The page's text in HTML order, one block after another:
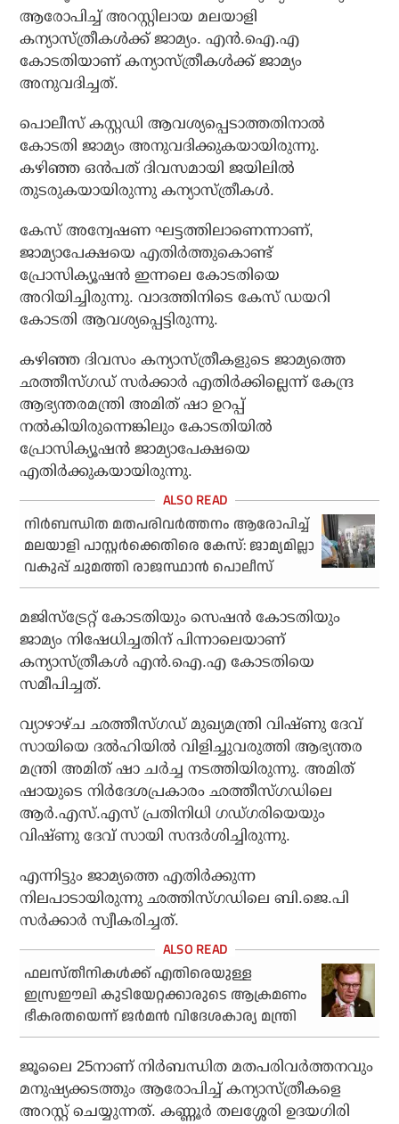
ആരോപിച്ച് അറസ്റ്റിലായ മലയാളി
കന്യാസ്ത്രീകള്‍ക്ക് ജാമ്യം. എന്‍.ഐ.എ
കോടതിയാണ് കന്യാസ്ത്രീകള്‍ക്ക് ജാമ്യം
അനുവദിച്ചത്.
പൊലീസ് കസ്റ്റഡി ആവശ്യപ്പെടാത്തതിനാല്‍
കോടതി ജാമ്യം അനുവദിക്കുകയായിരുന്നു.
കഴിഞ്ഞ ഒന്‍പത് ദിവസമായി ജയിലില്‍
തുടരുകയായിരുന്നു കന്യാസ്ത്രീകള്‍.
കേസ് അന്വേഷണ ഘട്ടത്തിലാണെന്നാണ്,
ജാമ്യാപേക്ഷയെ എതിര്‍ത്തുകൊണ്ട്
പ്രോസിക്യൂഷന്‍ ഇന്നലെ കോടതിയെ
അറിയിച്ചിരുന്നു. വാദത്തിനിടെ കേസ് ഡയറി
കോടതി ആവശ്യപ്പെട്ടിരുന്നു.
കഴിഞ്ഞ ദിവസം കന്യാസ്ത്രീകളുടെ ജാമ്യത്തെ
ഛത്തീസ്ഗഡ് സര്‍ക്കാര്‍ എതിര്‍ക്കില്ലെന്ന് കേന്ദ്ര
ആഭ്യന്തരമന്ത്രി അമിത് ഷാ ഉറപ്പ്
നല്‍കിയിരുന്നെങ്കിലും കോടതിയില്‍
പ്രോസിക്യൂഷന്‍ ജാമ്യാപേക്ഷയെ
എതിര്‍ക്കുകയായിരുന്നു.
നിര്‍ബന്ധിത മതപരിവര്‍ത്തനം ആരോപിച്ച്
മലയാളി പാസ്റ്റര്‍ക്കെതിരെ കേസ്: ജാമ്യമില്ലാ
വകുപ്പ് ചുമത്തി രാജസ്ഥാന്‍ പൊലീസ്
മജിസ്‌ട്രേറ്റ് കോടതിയും സെഷന്‍ കോടതിയും
ജാമ്യം നിഷേധിച്ചതിന് പിന്നാലെയാണ്
കന്യാസ്ത്രീകള്‍ എന്‍.ഐ.എ കോടതിയെ
സമീപിച്ചത്.
വ്യാഴാഴ്ച ഛത്തീസ്ഗഡ് മുഖ്യമന്ത്രി വിഷ്ണു ദേവ്
സായിയെ ദല്‍ഹിയില്‍ വിളിച്ചുവരുത്തി ആഭ്യന്തര
മന്ത്രി അമിത് ഷാ ചര്‍ച്ച നടത്തിയിരുന്നു. അമിത്
ഷായുടെ നിര്‍ദേശപ്രകാരം ഛത്തീസ്ഗഡിലെ
ആര്‍.എസ്.എസ് പ്രതിനിധി ഗഡ്ഗരിയെയും
വിഷ്ണു ദേവ് സായി സന്ദര്‍ശിച്ചിരുന്നു.
എന്നിട്ടും ജാമ്യത്തെ എതിര്‍ക്കുന്ന
നിലപാടായിരുന്നു ഛത്തിസ്ഗഡിലെ ബി.ജെ.പി
സര്‍ക്കാര്‍ സ്വീകരിച്ചത്.
ഫലസ്തീനികള്‍ക്ക് എതിരെയുള്ള
ഇസ്രഈലി കുടിയേറ്റക്കാരുടെ ആക്രമണം
ഭീകരതയെന്ന് ജര്‍മന്‍ വിദേശകാര്യ മന്ത്രി
ജൂലൈ 25നാണ് നിര്‍ബന്ധിത മതപരിവര്‍ത്തനവും
മനുഷ്യക്കടത്തും ആരോപിച്ച് കന്യാസ്ത്രീകളെ
അറസ്റ്റ് ചെയ്യുന്നത്. കണ്ണൂര്‍ തലശ്ശേരി ഉദയഗിരി